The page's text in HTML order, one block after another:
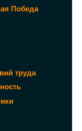
Победа
труда